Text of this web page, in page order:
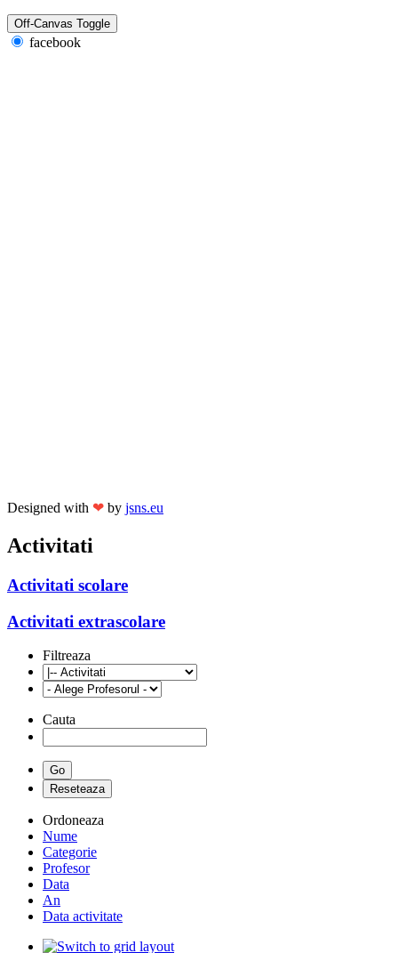
Off-Canvas Toggle
facebook
Designed with ❤ by jsns.eu
Activitati
Activitati scolare
Activitati extrascolare
Filtreaza
Cauta
Ordoneaza
Nume
Categorie
Profesor
Data
An
Data activitate